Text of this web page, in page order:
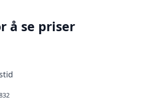
å se priser